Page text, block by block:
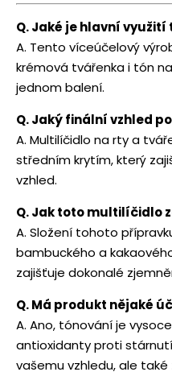
Q. Jaké je hlavní
A. Tento víceúčelový
krémová tvářenka i tón
jednom balení.
Q. Jaký finální vzhled
A. Multilíčidlo na rty a
středním krytím, který
vzhled.
Q. Jak toto multilíčidlo
A. Složení tohoto
bambuckého a
zajišťuje dokonalé
Q. Má produkt nějaké
A. Ano, tónování je
antioxidanty proti
vašemu vzhledu, ale také